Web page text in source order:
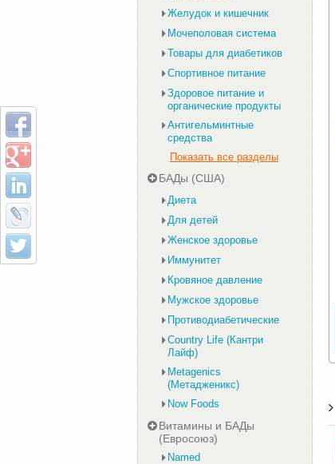
Желудок и кишечник
Мочеполовая система
Товары для диабетиков
Спортивное питание
Здоровое питание и
органические продукты
Антигельминтные
средства
Показать все разделы
БАДы (США)
Диета
Для детей
Женское здоровье
Иммунитет
Кровяное давление
Мужское здоровье
Противодиабетические
Country Life (Кантри
Лайф)
Metagenics
(Метадженикс)
Now Foods
Витамины и БАДы
(Евросоюз)
Named